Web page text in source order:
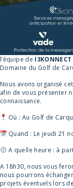
l’équipe de I3KONNECT
Domaine du Golf de
Nous avons organisé
afin de vous présenter
connaissance.
Où : Au Golf de
Quand : Le jeudi 21
A quelle heure : à
A 18h30, nous vous
nous pourrons
projets éventuels lors